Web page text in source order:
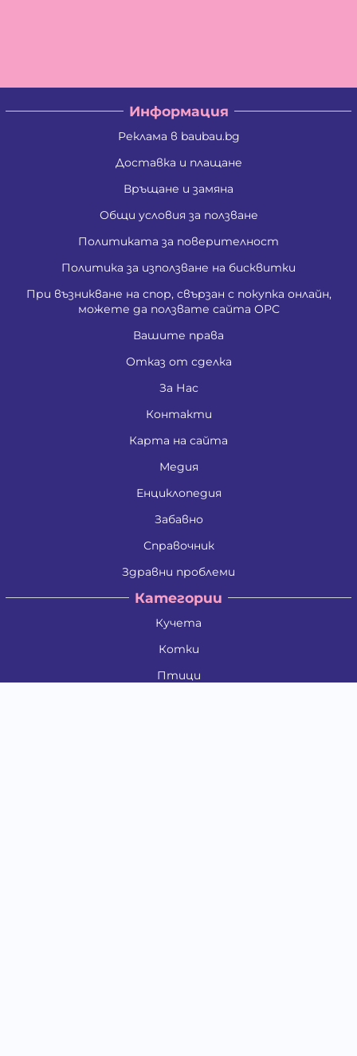
Информация
Реклама в baubau.bg
Доставка и плащане
Връщане и замяна
Общи условия за ползване
Политиката за поверителност
Политика за използване на бисквитки
При възникване на спор, свързан с покупка онлайн,
можете да ползвате сайта ОРС
Вашите права
Отказ от сделка
За Нас
Контакти
Карта на сайта
Медия
Енциклопедия
Забавно
Справочник
Здравни проблеми
Категории
Кучета
Котки
Птици